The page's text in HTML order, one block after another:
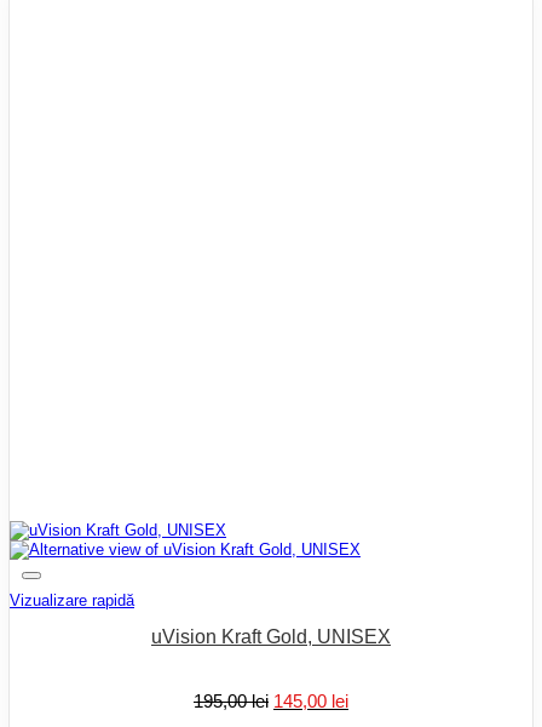
Vizualizare rapidă
uVision Kraft Gold, UNISEX
195,00lei Prețul
145,00 leiPrețul